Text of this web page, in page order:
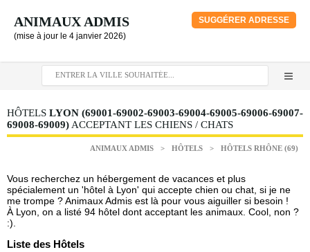
ANIMAUX ADMIS
(mise à jour le 4 janvier 2026)
SUGGÉRER ADRESSE
HÔTELS LYON (69001-69002-69003-69004-69005-69006-69007-
69008-69009) ACCEPTANT LES CHIENS / CHATS
ANIMAUX ADMIS > HÔTELS > HÔTELS RHÔNE (69)
Vous recherchez un hébergement de vacances et plus
spécialement un 'hôtel à Lyon' qui accepte chien ou chat, si je ne
me trompe ? Animaux Admis est là pour vous aiguiller si besoin !
À Lyon, on a listé 94 hôtel dont acceptant les animaux. Cool, non ?
:).
Liste des Hôtels